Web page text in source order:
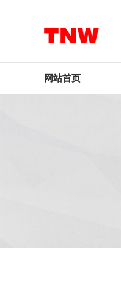
网站首页